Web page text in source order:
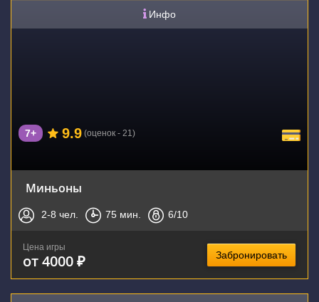
Инфо
7+ 9.9 (оценок - 21)
Миньоны
2-8 чел. 75 мин. 6/10
Цена игры
от 4000 ₽ Забронировать